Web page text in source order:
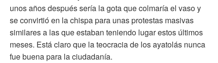
unos años después sería la gota que colmaría el vaso y
se convirtió en la chispa para unas protestas masivas
similares a las que estaban teniendo lugar estos últimos
meses. Está claro que la teocracia de los ayatolás nunca
fue buena para la ciudadanía.